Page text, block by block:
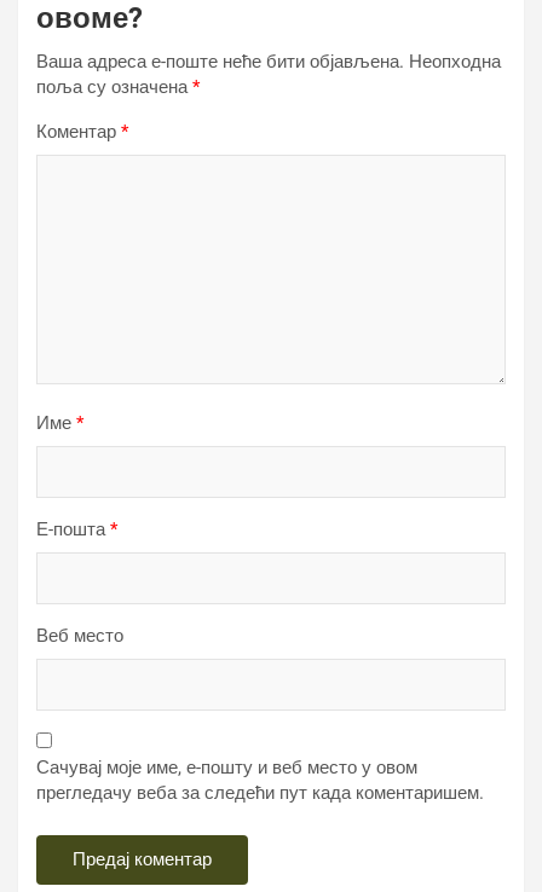
овоме?
Ваша адреса е-поште неће бити објављена. Неопходна
поља су означена*
Коментар *
Име *
Е-пошта*
Веб место
Сачувај моје име, е-пошту и веб место у овом
прегледачу веба за следећи пут када коментаришем.